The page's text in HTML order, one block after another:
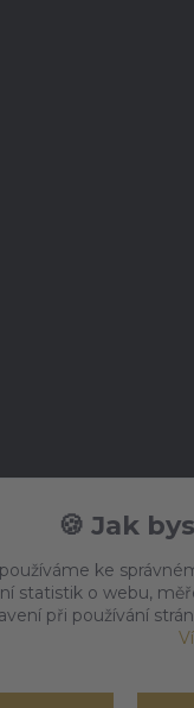
🍪 Jak
ke
statistik o webu,
při používání